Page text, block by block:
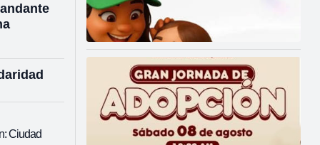
Ciudad